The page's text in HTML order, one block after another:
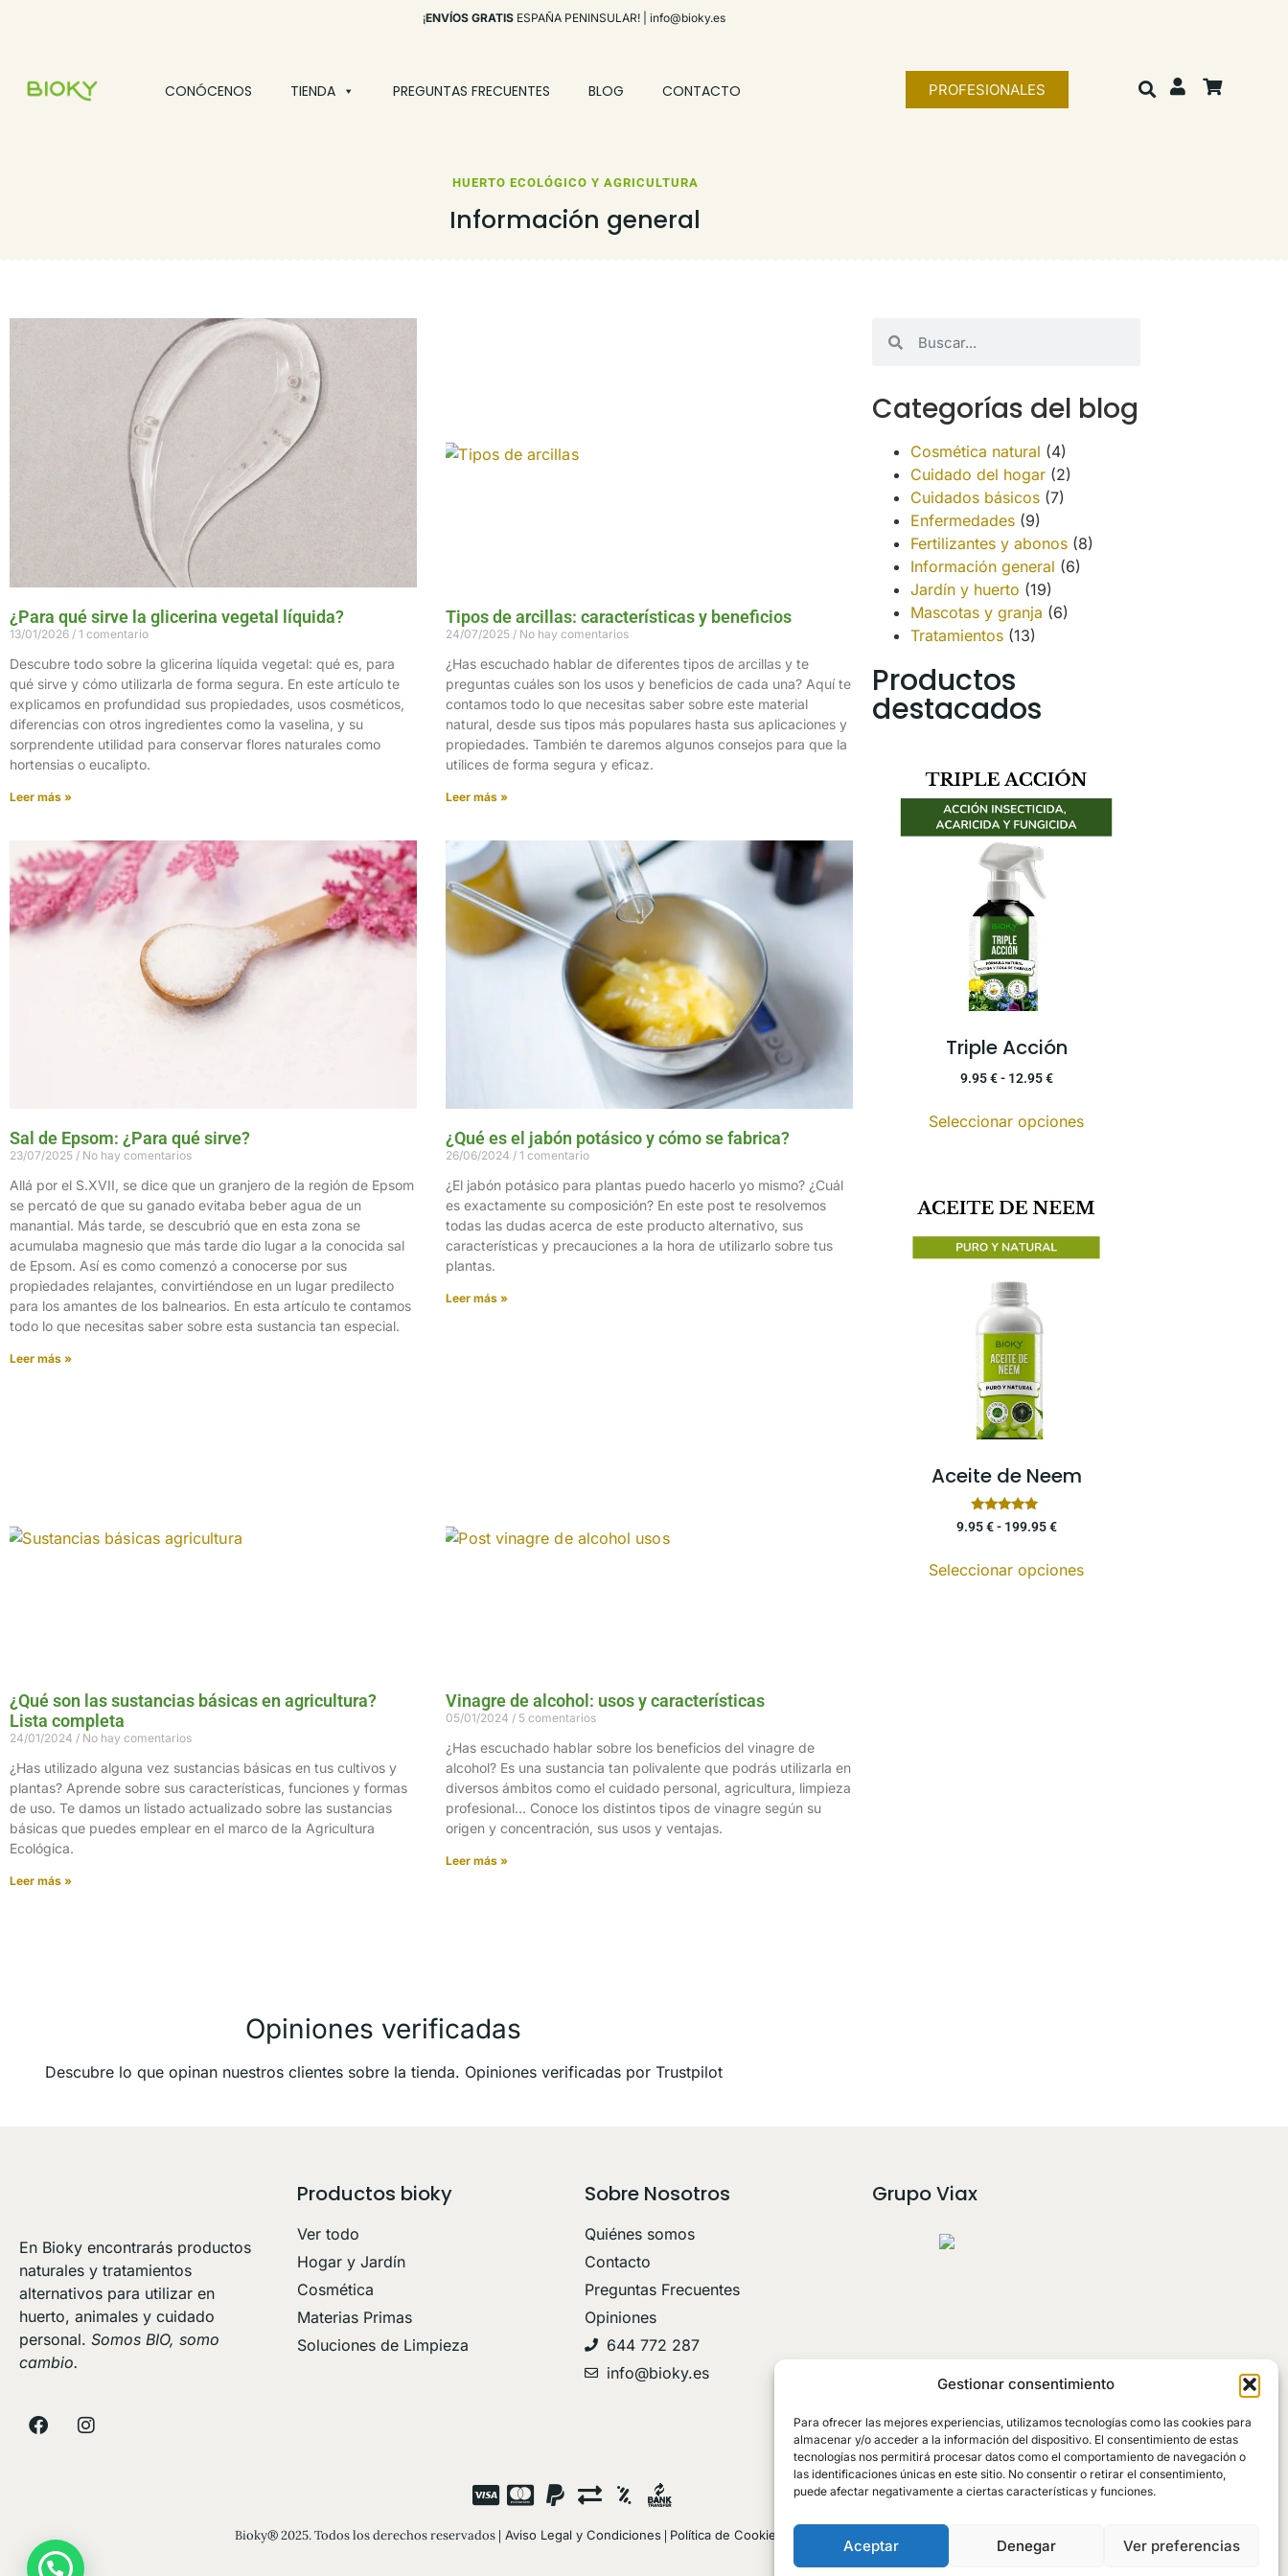
Gestionar consentimiento
Para ofrecer las mejores experiencias, utilizamos tecnologías como las cookies para
almacenar y/o acceder a la información del dispositivo. El consentimiento de estas
tecnologías nos permitirá procesar datos como el comportamiento de navegación o
las identificaciones únicas en este sitio. No consentir o retirar el consentimiento,
puede afectar negativamente a ciertas características y funciones.
Aceptar Denegar Ver preferencias
¡ENVÍOS GRATISESPAÑA PENINSULAR! | info@bioky.es
CONÓCENOS TIENDA PREGUNTAS FRECUENTES BLOG CONTACTO PROFESIONALES
HUERTO ECOLÓGICO Y AGRICULTURA
Información general
¿Para qué sirve la glicerina vegetal líquida?
13/01/2026 1 comentario
Descubre todo sobre la glicerina líquida vegetal: qué es, para
qué sirve y cómo utilizarla de forma segura. En este artículo te
explicamos en profundidad sus propiedades, usos cosméticos,
diferencias con otros ingredientes como la vaselina, y su
sorprendente utilidad para conservar flores naturales como
hortensias o eucalipto.
Leer más »
Tipos de arcillas: características y beneficios
24/07/2025 No hay comentarios
¿Has escuchado hablar de diferentes tipos de arcillas y te
preguntas cuáles son los usos y beneficios de cada una? Aquí te
contamos todo lo que necesitas saber sobre este material
natural, desde sus tipos más populares hasta sus aplicaciones y
propiedades. También te daremos algunos consejos para que la
utilices de forma segura y eficaz.
Leer más »
Sal de Epsom: ¿Para qué sirve?
23/07/2025 No hay comentarios
Allá por el S.XVII, se dice que un granjero de la región de Epsom
se percató de que su ganado evitaba beber agua de un
manantial. Más tarde, se descubrió que en esta zona se
acumulaba magnesio que más tarde dio lugar a la conocida sal
de Epsom. Así es como comenzó a conocerse por sus
propiedades relajantes, convirtiéndose en un lugar predilecto
para los amantes de los balnearios. En esta artículo te contamos
todo lo que necesitas saber sobre esta sustancia tan especial.
Leer más »
¿Qué es el jabón potásico y cómo se fabrica?
26/06/2024 1 comentario
¿El jabón potásico para plantas puedo hacerlo yo mismo? ¿Cuál
es exactamente su composición? En este post te resolvemos
todas las dudas acerca de este producto alternativo, sus
características y precauciones a la hora de utilizarlo sobre tus
plantas.
Leer más »
¿Qué son las sustancias básicas en agricultura?
Lista completa
24/01/2024 No hay comentarios
¿Has utilizado alguna vez sustancias básicas en tus cultivos y
plantas? Aprende sobre sus características, funciones y formas
de uso. Te damos un listado actualizado sobre las sustancias
básicas que puedes emplear en el marco de la Agricultura
Ecológica.
Leer más »
Vinagre de alcohol: usos y características
05/01/2024 5 comentarios
¿Has escuchado hablar sobre los beneficios del vinagre de
alcohol? Es una sustancia tan polivalente que podrás utilizarla en
diversos ámbitos como el cuidado personal, agricultura, limpieza
profesional… Conoce los distintos tipos de vinagre según su
origen y concentración, sus usos y ventajas.
Leer más »
Categorías del blog
Cosmética natural (4)
Cuidado del hogar (2)
Cuidados básicos (7)
Enfermedades (9)
Fertilizantes y abonos (8)
Información general (6)
Jardín y huerto (19)
Mascotas y granja (6)
Tratamientos (13)
Productos
destacados
Triple Acción
9.95€ - 12.95€
Seleccionar opciones
Aceite de Neem
Valorado
con
9.95€ - 199.95€
Seleccionar opciones
Opiniones verificadas
Descubre lo que opinan nuestros clientes sobre la tienda. Opiniones verificadas por Trustpilot
En Bioky encontrarás productos
naturales y tratamientos
alternativos para utilizar en
huerto, animales y cuidado
personal. Somos BIO, somo
cambio.
Productos bioky
Ver todo
Hogar y Jardín
Cosmética
Materias Primas
Soluciones de Limpieza
Sobre Nosotros
Quiénes somos
Contacto
Preguntas Frecuentes
Opiniones
644 772 287
info@bioky.es
Grupo Viax
Bioky® 2025. Todos los derechos reservados | Aviso Legal y Condiciones| Política de Cookies